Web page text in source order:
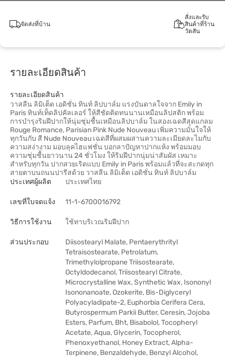
จัดส่งที่บ้าน
สั่งและรับ
สินค้าที่ร้าน
วัตสัน
รายละเอียดสินค้า
รายละเอียดสินค้า
วาสลีน ลิมิเต็ด เอดิชั่น ทินท์ ลิปบาล์ม แรงบันดาลใจจาก Emily in
Paris ทินท์เท็ดลิปคัลเลอร์ ให้สีชัดติดทนนานเหมือนลิปสติก พร้อม
การบำรุงริมฝีปากให้นุ่มชุ่มชื้นเหมือนลิปบาล์ม ในสองเฉดสีสุดแกลม
Rouge Romance, Parisian Pink Nude Nouveau เพิ่มความมั่นใจให้
ทุกวันกับ สี Nude Nouveau เฉดสีที่ผสมผสานความละเมียดละไมกับ
ความสง่างาม มอบลุคไฮแฟชั่น บอกลาปัญหาปากแห้ง พร้อมมอบ
ความชุ่มชื้นยาวนาน 24 ชั่วโมง ให้ริมฝีปากนุ่มน่าสัมผัส เหมาะ
สำหรับทุกวัน ปากสวยเริดแบบ Emily in Paris พร้อมแล้วที่จะสะกดทุก
สายตาบนถนนปารีสด้วย วาสลีน ลิมิเต็ด เอดิชั่น ทินท์ ลิปบาล์ม
ประเทศผู้ผลิต
ประเทศไทย
เลขที่ใบจดแจ้ง 11-1-6700016792
วิธีการใช้งาน ใช้ทาบริเวณริมฝีปาก
ส่วนประกอบ
Diisostearyl Malate, Pentaerythrityl
Tetraisostearate, Petrolatum,
Trimethylolpropane Triisostearate,
Octyldodecanol, Triisostearyl Citrate,
Microcrystalline Wax, Synthetic Wax, Isononyl
Isononanoate, Ozokerite, Bis-Diglyceryl
Polyacyladipate-2, Euphorbia Cerifera Cera,
Butyrospermum Parkii Butter, Ceresin, Jojoba
Esters, Parfum, Bht, Bisabolol, Tocopheryl
Acetate, Aqua, Glycerin, Tocopherol,
Phenoxyethanol, Honey Extract, Alpha-
Terpinene, Benzaldehyde, Benzyl Alcohol,